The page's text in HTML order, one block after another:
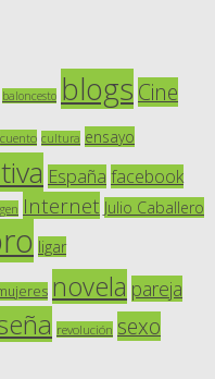
baloncesto blogs Cine
cuento cultura ensayo
España facebook
Internet Julio Caballero
ligar
novela pareja
revolución sexo